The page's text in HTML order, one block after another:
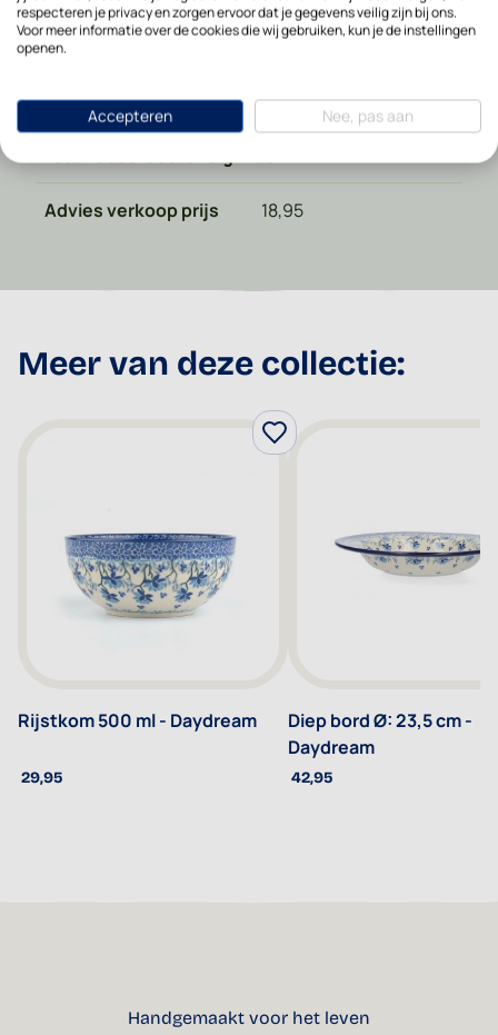
Magnetronbestendig
Ovenbestendig Ja
Advies verkoop prijs 18,95
Meer van deze collectie:
Rijstkom 500 ml - Daydream
29,95
Diep bord Ø: 23,5 cm -
Daydream
42,95
Handgemaakt voor het leven
respecteren je privacy en zorgen ervoor dat je gegevens veilig zijn bij ons.
Voor meer informatie over de cookies die wij gebruiken, kun je de instellingen
openen.
Accepteren Nee, pas aan